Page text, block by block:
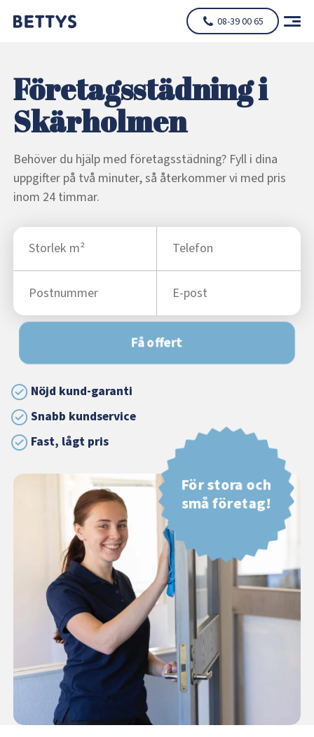
08-39 00 65
Företagsstädning i
Skärholmen
Behöver du hjälp med företagsstädning? Fyll i dina
uppgifter på två minuter, så återkommer vi med pris
inom 24 timmar.
Få offert
Nöjd kund-garanti
Snabb kundservice
Fast, lågt pris
För stora och
små företag!